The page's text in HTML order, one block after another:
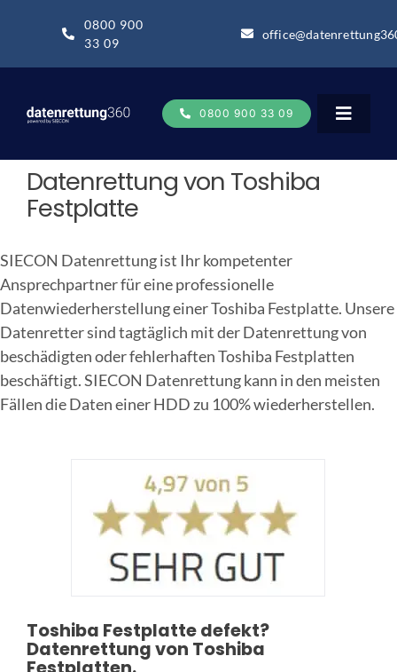
0800 900
33 09
0800 900 33 09
Toggle
Datenrettung
Datenrettung-Wissen
Über uns
Business
Datenrettung von Toshiba
Festplatte
SIECON Datenrettung ist Ihr kompetenter
Ansprechpartner für eine professionelle
Datenwiederherstellung einer Toshiba Festplatte. Unsere
Datenretter sind tagtäglich mit der Datenrettung von
beschädigten oder fehlerhaften Toshiba Festplatten
beschäftigt. SIECON Datenrettung kann in den meisten
Fällen die Daten einer HDD zu 100% wiederherstellen.
Toshiba Festplatte defekt?
Datenrettung von Toshiba